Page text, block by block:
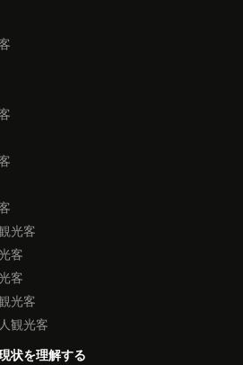
光客
客
客
光客
観光客
状を理解する